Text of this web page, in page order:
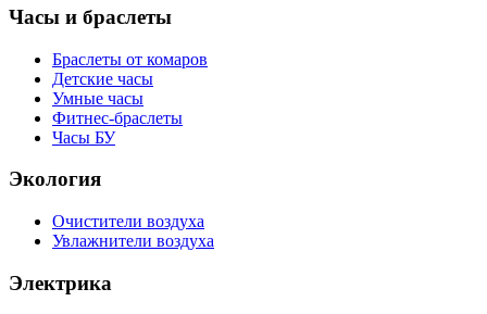
Часы и браслеты
Браслеты от комаров
Детские часы
Умные часы
Фитнес-браслеты
Часы БУ
Экология
Очистители воздуха
Увлажнители воздуха
Электрика